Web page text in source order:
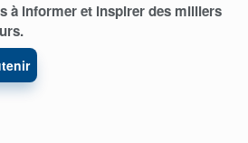
à informer et inspirer des milliers